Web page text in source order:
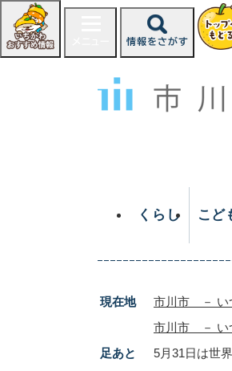
ジ
くらし こど
現在地 市川市 － い
市川市 － い
足あと
5月31日は世